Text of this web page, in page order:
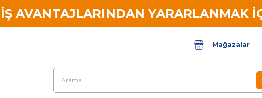
AVANTAJLARINDAN YARARLANMAK
Mağazalar